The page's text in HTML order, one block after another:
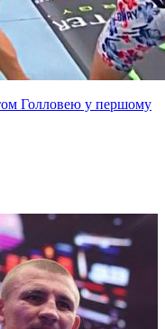
Голловею у першому